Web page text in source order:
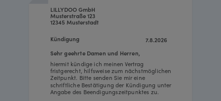
7.8.2026
LILLYDOO GmbH
Musterstraße 123
12345 Musterstadt
hiermit kündige ich meinen Vertrag
fristgerecht, hilfsweise zum nächstmöglichen
Zeitpunkt. Bitte senden Sie mir eine
schriftliche Bestätigung der Kündigung unter
Angabe des Beendigungszeitpunktes zu.
Sehr geehrte Damen und Herren,
Kündigung